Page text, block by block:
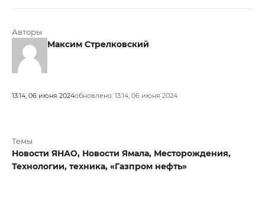
Авторы
Максим Стрелковский
13:14, 06 июня 2024обновлено: 13:14, 06 июня 2024
Темы
Новости ЯНАО, Новости Ямала, Месторождения,
Технологии, техника, «Газпром нефть»